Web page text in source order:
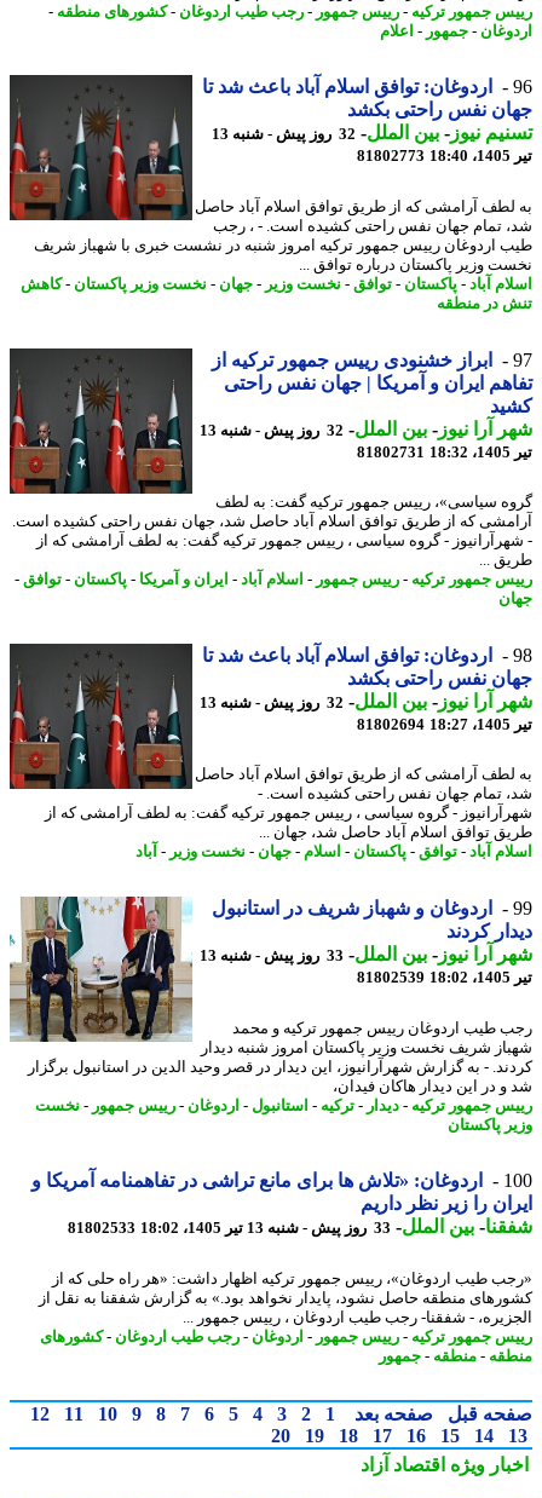
جمهور ترکیه-رییس جمهور-رجب طیب اردوغان-کشورهای منطقه-
-جمهور-اعلام
اردوغان: توافق اسلام آباد باعث شد تا
نفس راحتی بکشد
نیوز-بین الملل-
32 روز پیش - شنبه 13
81802773
آرامشی که از طریق توافق اسلام آباد حاصل
تمام جهان نفس راحتی کشیده است. - ، رجب
اردوغان رییس جمهور ترکیه امروز شنبه در نشست خبری با شهباز شریف
وزیر پاکستان درباره توافق ...
آباد- پاکستان-توافق-نخست وزیر - جهان-نخست وزیر پاکستان-کاهش
در منطقه
ابراز خشنودی رییس جمهور ترکیه از
ایران و آمریکا | جهان نفس راحتی
آرا نیوز-بین الملل-
32 روز پیش - شنبه 13
81802731
سیاسی»، رییس جمهور ترکیه گفت: به لطف
که از طریق توافق اسلام آباد حاصل شد، جهان نفس راحتی کشیده است.
- گروه سیاسی ، رییس جمهور ترکیه گفت: به لطف آرامشی که از
...
جمهور ترکیه-رییس جمهور-اسلام آباد- ایران و آمریکا- پاکستان-توافق-
اردوغان: توافق اسلام آباد باعث شد تا
نفس راحتی بکشد
آرا نیوز-بین الملل-
32 روز پیش - شنبه 13
81802694
آرامشی که از طریق توافق اسلام آباد حاصل
تمام جهان نفس راحتی کشیده است. -
- گروه سیاسی ، رییس جمهور ترکیه گفت: به لطف آرامشی که از
توافق اسلام آباد حاصل شد، جهان ...
آباد- توافق-پاکستان-اسلام-جهان-نخست وزیر - آباد
اردوغان و شهباز شریف در استانبول
کردند
آرا نیوز-بین الملل-
33 روز پیش - شنبه 13
81802539
طیب اردوغان رییس جمهور ترکیه و محمد
شریف نخست وزیر پاکستان امروز شنبه دیدار
- به گزارش شهرآرانیوز، این دیدار در قصر وحید الدین در استانبول برگزار
در این دیدار هاکان فیدان،
جمهور ترکیه-دیدار-ترکیه-استانبول-اردوغان-رییس جمهور-نخست
پاکستان
اردوغان: «تلاش ها برای مانع تراشی در تفاهمنامه آمریکا و
را زیر نظر داریم
-بین الملل-33 روز پیش - شنبه 13 تیر 1405، 18:02 81802533
طیب اردوغان»، رییس جمهور ترکیه اظهار داشت: «هر راه حلی که از
منطقه حاصل نشود، پایدار نخواهد بود.» به گزارش شفقنا به نقل از
- شفقنا- رجب طیب اردوغان ، رییس جمهور ...
جمهور ترکیه-رییس جمهور-اردوغان-رجب طیب اردوغان-کشورهای
-منطقه-جمهور
قبل صفحه بعد 1
2
3
4
5
6
7
8
9
10
11
12
14
15
16
17
18
19
20
ویژهاقتصاد آزاد